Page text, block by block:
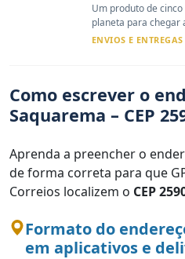
Um produto de
planeta para chegar
ENVIOS E ENTREGAS
Como escrever o
Saquarema – CEP
Aprenda a preencher o
de forma correta para que
Correios localizem o CEP
Formato do
em aplicativos e